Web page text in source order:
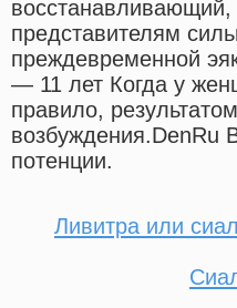
представителям
преждевременной
— 11 лет Когда у
правило,
возбуждения.DenRu
потенции.
Ливитра или